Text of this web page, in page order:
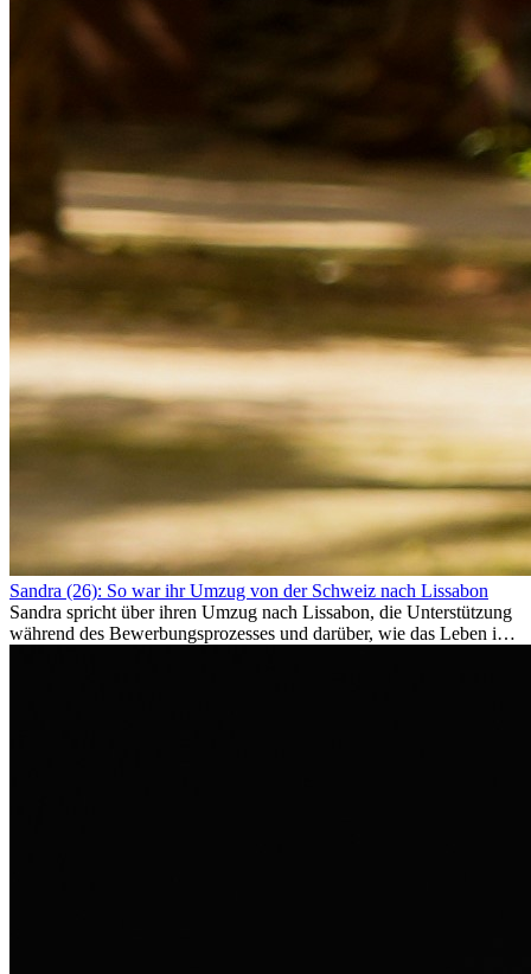
Sandra (26): So war ihr Umzug von der Schweiz nach Lissabon
Sandra spricht über ihren Umzug nach Lissabon, die Unterstützung
während des Bewerbungsprozesses und darüber, wie das Leben im